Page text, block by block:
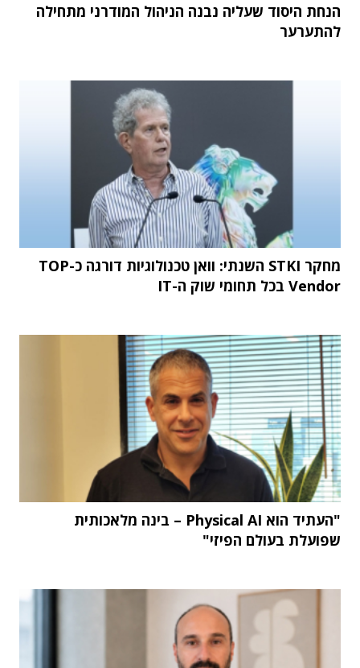
הנחת היסוד שעליה נבנה הניהול המודרני מתחילה
להתערער
מחקר STKI השנתי: וואן טכנולוגיות דורגה כ-TOP
Vendor בכל תחומי שוק ה-IT
"העתיד הוא Physical AI – בינה מלאכותית
שפועלת בעולם הפיזי"